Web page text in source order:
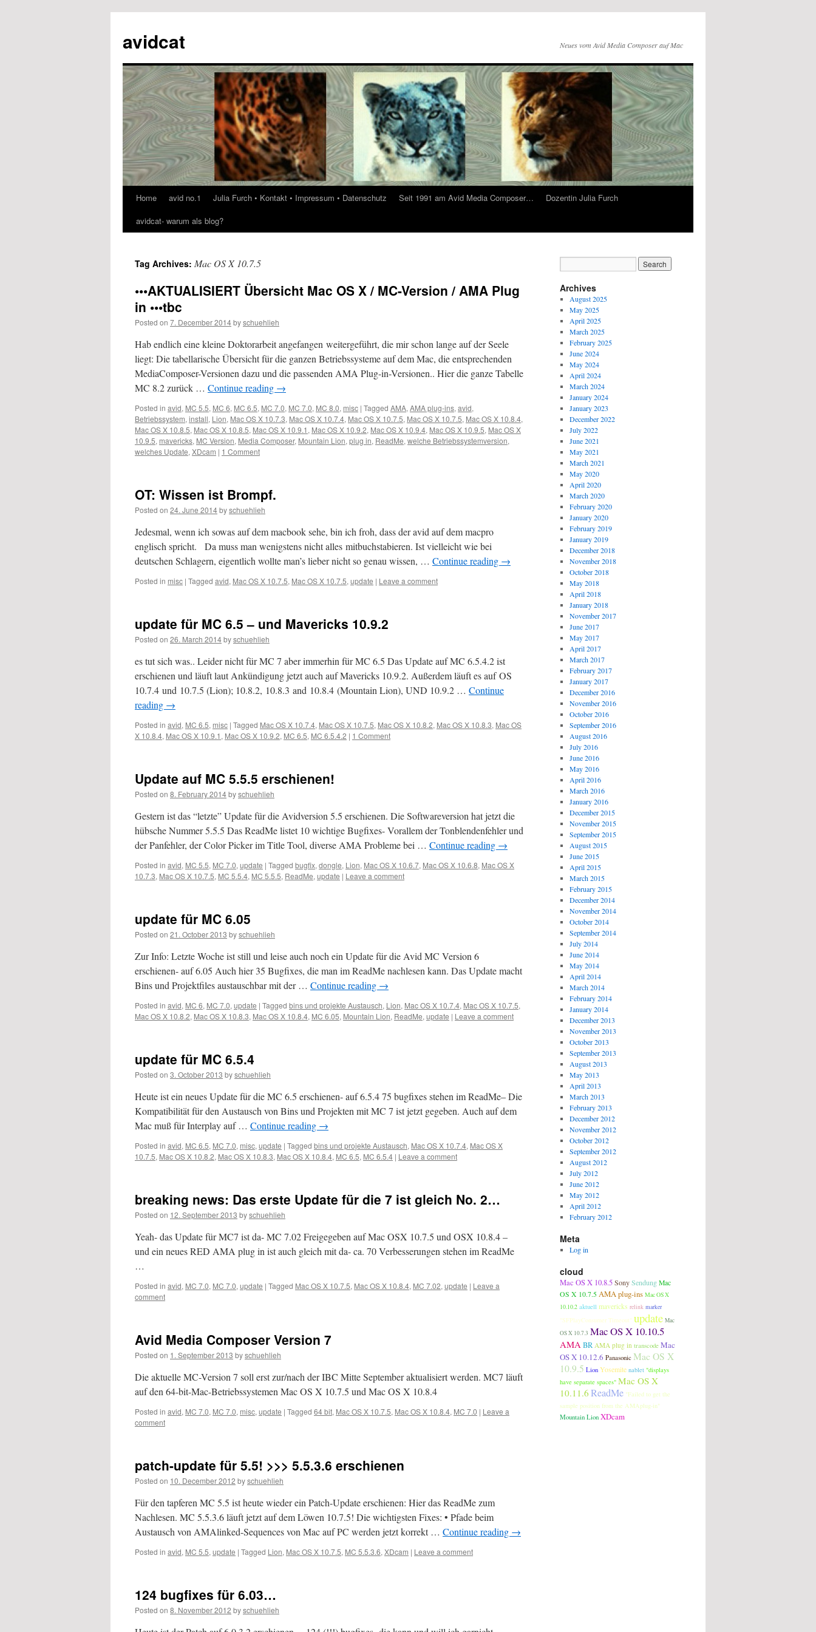
avidcat Neues vom Avid Media Composer auf Mac
SkipHome avid no.1 Julia Furch • Kontakt • Impressum • Datenschutz Seit 1991 am Avid Media Composer…
Dozentin Julia Furch
avidcat- warum als blog?
Tag Archives: Mac OS X 10.7.5
•••AKTUALISIERT Übersicht Mac OS X / MC-Version / AMA Plug
in •••tbc
Posted on 7. December 2014byschuehlieh
Hab endlich eine kleine Doktorarbeit angefangen weitergeführt, die mir schon lange auf der Seele
liegt: Die tabellarische Übersicht für die ganzen Betriebssysteme auf dem Mac, die entsprechenden
MediaComposer-Versionen dazu und die passenden AMA Plug-in-Versionen.. Hier die ganze Tabelle
MC 8.2 zurück … Continue reading →
Posted in avid, MC 5.5, MC 6, MC 6.5, MC 7.0, MC 7.0, MC 8.0, misc | Tagged AMA, AMA plug-ins, avid,
Betriebssystem, install, Lion, Mac OS X 10.7.3, Mac OS X 10.7.4, Mac OS X 10.7.5, Mac OS X 10.7.5, Mac OS X 10.8.4,
Mac OS X 10.8.5, Mac OS X 10.8.5, Mac OS X 10.9.1 , Mac OS X 10.9.2, Mac OS X 10.9.4, Mac OS X 10.9.5, Mac OS X
10.9.5, mavericks, MC Version, Media Composer, Mountain Lion, plug in, ReadMe, welche Betriebssystemversion,
welches Update, XDcam | 1 Comment
OT: Wissen ist Brompf.
Posted on 24. June 2014byschuehlieh
Jedesmal, wenn ich sowas auf dem macbook sehe, bin ich froh, dass der avid auf dem macpro
englisch spricht. Da muss man wenigstens nicht alles mitbuchstabieren. Ist vielleicht wie bei
deutschen Schlagern, eigentlich wollte man’s lieber nicht so genau wissen, … Continue reading →
Posted in misc | Tagged avid, Mac OS X 10.7.5, Mac OS X 10.7.5, update | Leave a comment
update für MC 6.5 – und Mavericks 10.9.2
Posted on 26. March 2014byschuehlieh
es tut sich was.. Leider nicht für MC 7 aber immerhin für MC 6.5 Das Update auf MC 6.5.4.2 ist
erschienen und läuft laut Ankündigung jetzt auch auf Mavericks 10.9.2. Außerdem läuft es auf OS
10.7.4 und 10.7.5 (Lion); 10.8.2, 10.8.3 and 10.8.4 (Mountain Lion), UND 10.9.2 … Continue
reading →
Posted in avid, MC 6.5, misc | Tagged Mac OS X 10.7.4, Mac OS X 10.7.5, Mac OS X 10.8.2, Mac OS X 10.8.3, Mac OS
X 10.8.4, Mac OS X 10.9.1 , Mac OS X 10.9.2, MC 6.5, MC 6.5.4.2 | 1 Comment
Update auf MC 5.5.5 erschienen!
Posted on 8. February 2014byschuehlieh
Gestern ist das “letzte” Update für die Avidversion 5.5 erschienen. Die Softwareversion hat jetzt die
hübsche Nummer 5.5.5 Das ReadMe listet 10 wichtige Bugfixes- Vorallem der Tonblendenfehler und
der Panfehler, der Color Picker im Title Tool, diverse AMA Probleme bei … Continue reading →
Posted in avid, MC 5.5, MC 7.0, update | Tagged bugfix, dongle, Lion, Mac OS X 10.6.7, Mac OS X 10.6.8, Mac OS X
10.7.3, Mac OS X 10.7.5, MC 5.5.4, MC 5.5.5, ReadMe, update | Leave a comment
update für MC 6.05
Posted on 21. October 2013 byschuehlieh
Zur Info: Letzte Woche ist still und leise auch noch ein Update für die Avid MC Version 6
erschienen- auf 6.05 Auch hier 35 Bugfixes, die man im ReadMe nachlesen kann. Das Update macht
Bins und Projektfiles austauschbar mit der … Continue reading →
Posted in avid, MC 6, MC 7.0, update | Tagged bins und projekte Austausch, Lion, Mac OS X 10.7.4, Mac OS X 10.7.5,
Mac OS X 10.8.2, Mac OS X 10.8.3, Mac OS X 10.8.4, MC 6.05, Mountain Lion, ReadMe, update | Leave a comment
update für MC 6.5.4
Posted on 3. October 2013 byschuehlieh
Heute ist ein neues Update für die MC 6.5 erschienen- auf 6.5.4 75 bugfixes stehen im ReadMe– Die
Kompatibilität für den Austausch von Bins und Projekten mit MC 7 ist jetzt gegeben. Auch auf dem
Mac muß für Interplay auf … Continue reading →
Posted in avid, MC 6.5, MC 7.0, misc, update | Tagged bins und projekte Austausch, Mac OS X 10.7.4, Mac OS X
10.7.5, Mac OS X 10.8.2, Mac OS X 10.8.3, Mac OS X 10.8.4, MC 6.5, MC 6.5.4 | Leave a comment
breaking news: Das erste Update für die 7 ist gleich No. 2…
Posted on 12. September 2013 byschuehlieh
Yeah- das Update für MC7 ist da- MC 7.02 Freigegeben auf Mac OSX 10.7.5 und OSX 10.8.4 –
und ein neues RED AMA plug in ist auch gleich mit da- ca. 70 Verbesserungen stehen im ReadMe
…
Posted in avid, MC 7.0, MC 7.0, update | Tagged Mac OS X 10.7.5, Mac OS X 10.8.4, MC 7.02, update | Leave a
comment
Avid Media Composer Version 7
Posted on 1. September 2013 byschuehlieh
Die aktuelle MC-Version 7 soll erst zur/nach der IBC Mitte September aktualisiert werden. MC7 läuft
auf den 64-bit-Mac-Betriebssystemen Mac OS X 10.7.5 und Mac OS X 10.8.4
Posted in avid, MC 7.0, MC 7.0, misc, update | Tagged 64 bit, Mac OS X 10.7.5, Mac OS X 10.8.4, MC 7.0 | Leave a
comment
patch-update für 5.5! >>> 5.5.3.6 erschienen
Posted on 10. December 2012 byschuehlieh
Für den tapferen MC 5.5 ist heute wieder ein Patch-Update erschienen: Hier das ReadMe zum
Nachlesen. MC 5.5.3.6 läuft jetzt auf dem Löwen 10.7.5! Die wichtigsten Fixes: • Pfade beim
Austausch von AMAlinked-Sequences von Mac auf PC werden jetzt korrekt … Continue reading →
Posted in avid, MC 5.5, update | Tagged Lion, Mac OS X 10.7.5, MC 5.5.3.6, XDcam | Leave a comment
124 bugfixes für 6.03…
Posted on 8. November 2012 byschuehlieh
Archives
August 2025
May 2025
April 2025
March 2025
February 2025
June 2024
May 2024
April 2024
March 2024
January 2024
January 2023
December 2022
July 2022
June 2021
May 2021
March 2021
May 2020
April 2020
March 2020
February 2020
January 2020
February 2019
January 2019
December 2018
November 2018
October 2018
May 2018
April 2018
January 2018
November 2017
June 2017
May 2017
April 2017
March 2017
February 2017
January 2017
December 2016
November 2016
October 2016
September 2016
August 2016
July 2016
June 2016
May 2016
April 2016
March 2016
January 2016
December 2015
November 2015
September 2015
August 2015
June 2015
April 2015
March 2015
February 2015
December 2014
November 2014
October 2014
September 2014
July 2014
June 2014
May 2014
April 2014
March 2014
February 2014
January 2014
December 2013
November 2013
October 2013
September 2013
August 2013
May 2013
April 2013
March 2013
February 2013
December 2012
November 2012
October 2012
September 2012
August 2012
July 2012
June 2012
May 2012
April 2012
February 2012
Meta
Log in
cloud
Mac OS X 10.8.5SonySendung Mac
OS X 10.7.5 AMA plug-ins Mac OS X
10.10.2 aktuell mavericks relink marker
"SFPlayConsumer Timeout" update Mac
OS X 10.7.3 Mac OS X 10.10.5
AMABR AMA plug in transcode Mac
OS X 10.12.6 Panasonic Mac OS X
10.9.5 Lion Yosemite nablet "displays
have separate spaces" Mac OS X
10.11.6 ReadMe "Failed to get the
sample position from the AMAplug-in"
Mountain Lion XDcam